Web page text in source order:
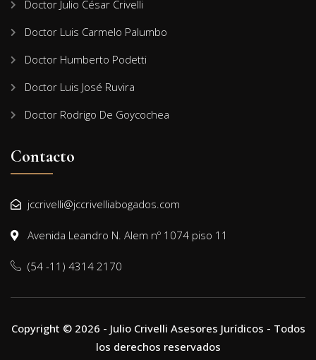
Doctor Julio César Crivelli
Doctor Luis Carmelo Palumbo
Doctor Humberto Podetti
Doctor Luis José Ruvira
Doctor Rodrigo De Goycochea
Contacto
jccrivelli@jccrivelliabogados.com
Avenida Leandro N. Alem nº 1074 piso 11
(54 -11) 4314 2170
Copyright © 2026 - Julio Crivelli Asesores Jurídicos - Todos
los derechos reservados